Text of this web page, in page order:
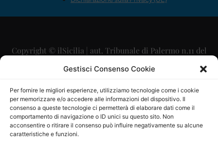
Gestisci Consenso Cookie
Per fornire le migliori esperienze, utilizziamo tecnologie come i cookie
per memorizzare e/o accedere alle informazioni del dispositivo. Il
consenso a queste tecnologie ci permetterà di elaborare dati come il
comportamento di navigazione o ID unici su questo sito. Non
acconsentire o ritirare il consenso può influire negativamente su alcune
caratteristiche e funzioni.
Copyright © ilSicilia | aut. Tribunale di Palermo n.11 del
29/09/2015
Direttore Editoriale: Maurizio Scaglione
Direttore Responsabile: Maria Calabrese